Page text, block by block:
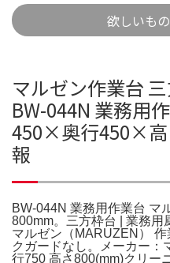
欲しいも
マルゼン作業台
BW-044N 業務用
450×奥行450×高
報
BW-044N 業務用作業台 マ
800mm。三方枠台 | 業務用
マルゼン（MARUZEN）
クガードなし。メーカー：
行750 高さ800(mm)クリー